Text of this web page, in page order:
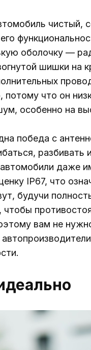
чистый,
оболочку —
шишки
что он
особенно на
победа с
разбивать
даже
IP67, что
будучи
чтобы
вам не